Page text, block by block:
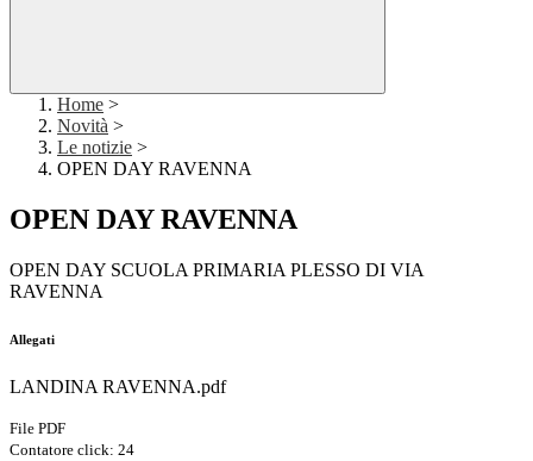
Home >
Novità >
Le notizie >
OPEN DAY RAVENNA
OPEN DAY RAVENNA
OPEN DAY SCUOLA PRIMARIA PLESSO DI VIA
RAVENNA
Allegati
LANDINA RAVENNA.pdf
File PDF
Contatore click: 24